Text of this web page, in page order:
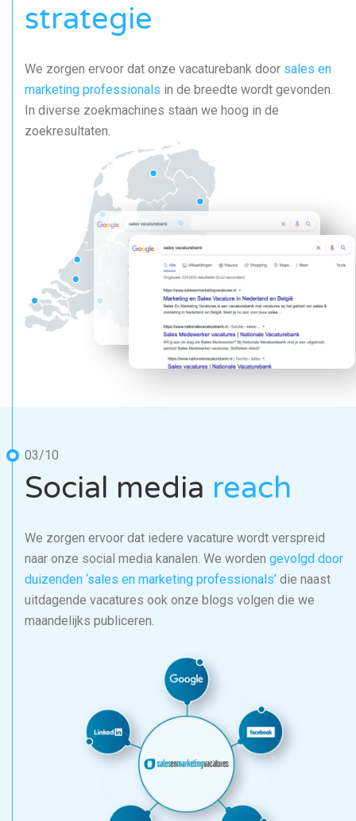
strategie
We zorgen ervoor dat onze vacaturebank door sales en
marketing professionals in de breedte wordt gevonden.
In diverse zoekmachines staan we hoog in de
zoekresultaten.
03/10
Social media reach
We zorgen ervoor dat iedere vacature wordt verspreid
naar onze social media kanalen. We worden gevolgd door
duizenden ‘sales en marketing professionals’ die naast
uitdagende vacatures ook onze blogs volgen die we
maandelijks publiceren.